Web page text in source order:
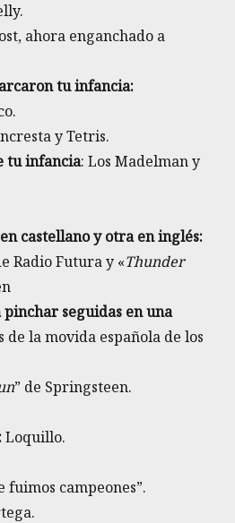
ahora enganchado a
tu infancia:
y Tetris.
tu infancia: Los Madelman y
castellano y otra en inglés:
Radio Futura y «Thunder
seguidas en una
de la movida española de los
” de Springsteen.
Loquillo.
fuimos campeones”.